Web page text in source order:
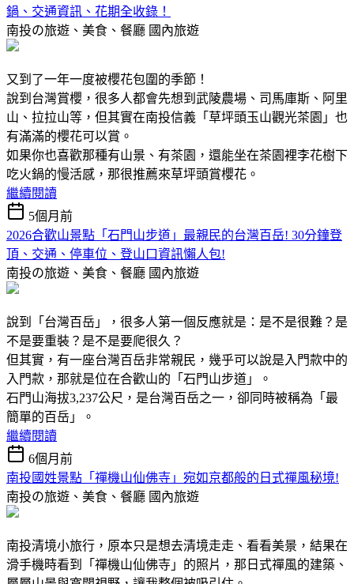
鍋、交通資訊、花期全收錄！
南投の旅遊、美食、餐廳 國內旅遊
又到了一年一度被櫻花包圍的季節！
說到台灣賞櫻，很多人都會先想到武陵農場、司馬庫斯、阿里
山、拉拉山等，但其實在南投信義「草坪頭玉山觀光茶園」也
有滿滿的櫻花可以賞。
如果你也喜歡那種有山景、有茶園，還能坐在茶園裡李花樹下
吃火鍋的慢活感，那很推薦來草坪頭賞櫻花。
繼續閱讀
5個月前
2026合歡山景點「石門山步道」最親民的台灣百岳! 30分鐘登
頂、交通、停車位、登山口資訊懶人包!
南投の旅遊、美食、餐廳 國內旅遊
說到「台灣百岳」，很多人第一個反應就是：是不是很難？是
不是要重裝？是不是要爬很久？
但其實，有一座台灣百岳非常親民，幾乎可以說是入門款中的
入門款，那就是位在合歡山的「石門山步道」。
石門山海拔3,237公尺，是台灣百岳之一，卻同時被稱為「最
簡單的百岳」。
繼續閱讀
6個月前
南投國姓景點「禪機山仙佛寺」宛如京都般的日式禪風秘境!
南投の旅遊、美食、餐廳 國內旅遊
南投清境小旅行，原本只是想去清境走走、看看美景，結果在
滑手機時看到「禪機山仙佛寺」的照片，那日式禪風的建築、